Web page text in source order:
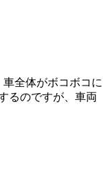
全体がボコボコに
るのですが、車両